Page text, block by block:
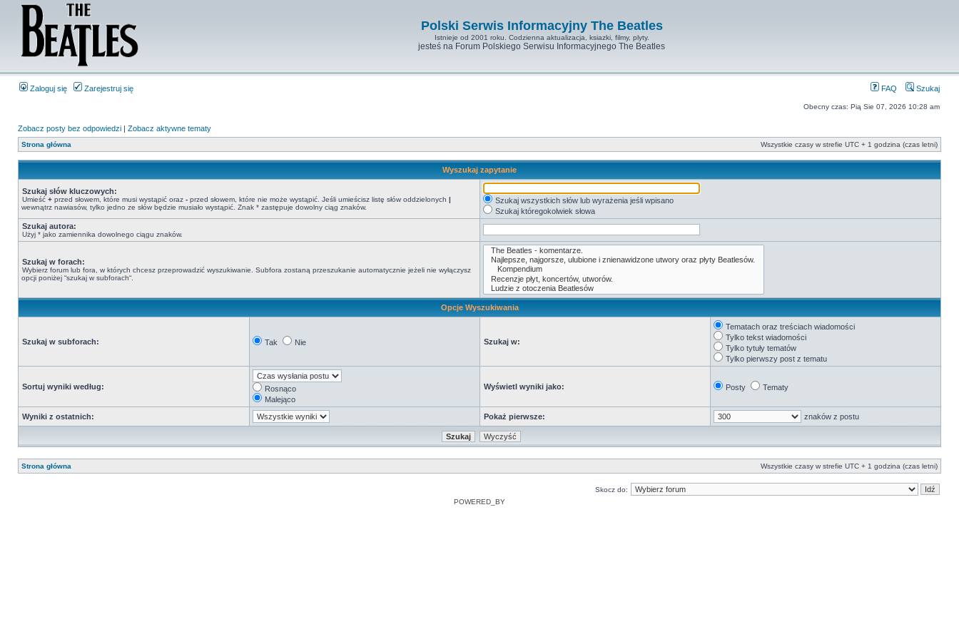
Polski Serwis Informacyjny The Beatles
Istnieje od 2001 roku. Codzienna aktualizacja, ksiazki, filmy, plyty.
jesteś na Forum Polskiego Serwisu Informacyjnego The Beatles
Zaloguj się Zarejestruj się FAQ Szukaj
Obecny czas: Pią Sie 07, 2026 10:28 am
Zobacz posty bez odpowiedzi | Zobacz aktywne tematy
Strona główna Wszystkie czasy w strefie UTC + 1 godzina (czas letni)
Wyszukaj zapytanie
Szukaj słów kluczowych:
Umieść + przed słowem, które musi wystąpić oraz - przed słowem, które nie może wystąpić. Jeśli umieścisz listę słów oddzielonych |
wewnątrz nawiasów, tylko jedno ze słów będzie musiało wystąpić. Znak * zastępuje dowolny ciąg znaków.
Szukaj wszystkich słów lub wyrażenia jeśli wpisano
Szukaj któregokolwiek słowa
Szukaj autora:
Użyj * jako zamiennika dowolnego ciągu znaków.
Szukaj w forach:
Wybierz forum lub fora, w których chcesz przeprowadzić wyszukiwanie. Subfora zostaną przeszukanie automatycznie jeżeli nie wyłączysz
opcji poniżej “szukaj w subforach“.
Opcje Wyszukiwania
Szukaj w subforach: Tak Nie Szukaj w:
Tematach oraz treściach wiadomości
Tylko tekst wiadomości
Tylko tytuły tematów
Tylko pierwszy post z tematu
Sortuj wyniki według:
Rosnąco
Malejąco
Wyświetl wyniki jako: Posty Tematy
Wyniki z ostatnich: Pokaż pierwsze: znaków z postu
Strona główna Wszystkie czasy w strefie UTC + 1 godzina (czas letni)
Skocz do:
POWERED_BY